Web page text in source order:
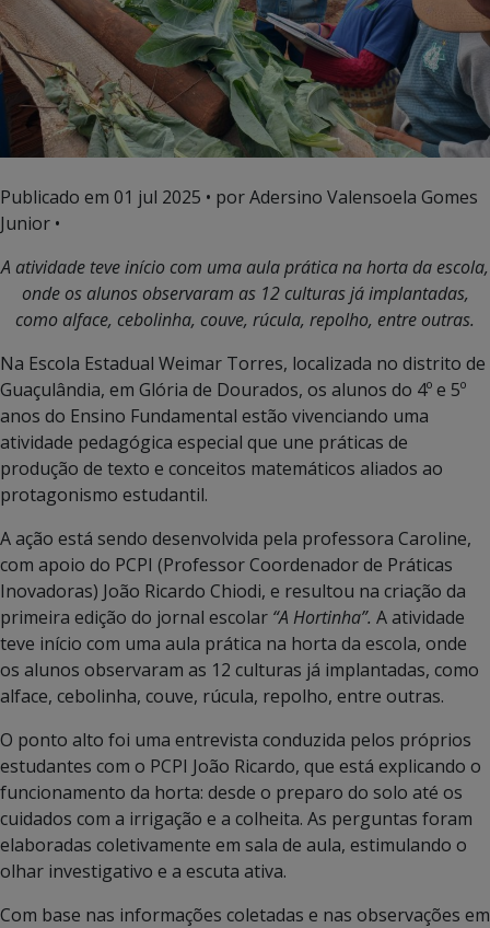
Publicado em 01 jul 2025 • por Adersino Valensoela Gomes
Junior •
A atividade teve início com uma aula prática na horta da escola,
onde os alunos observaram as 12 culturas já implantadas,
como alface, cebolinha, couve, rúcula, repolho, entre outras.
Na Escola Estadual Weimar Torres, localizada no distrito de
Guaçulândia, em Glória de Dourados, os alunos do 4º e 5º
anos do Ensino Fundamental estão vivenciando uma
atividade pedagógica especial que une práticas de
produção de texto e conceitos matemáticos aliados ao
protagonismo estudantil.
A ação está sendo desenvolvida pela professora Caroline,
com apoio do PCPI (Professor Coordenador de Práticas
Inovadoras) João Ricardo Chiodi, e resultou na criação da
primeira edição do jornal escolar “A Hortinha”. A atividade
teve início com uma aula prática na horta da escola, onde
os alunos observaram as 12 culturas já implantadas, como
alface, cebolinha, couve, rúcula, repolho, entre outras.
O ponto alto foi uma entrevista conduzida pelos próprios
estudantes com o PCPI João Ricardo, que está explicando o
funcionamento da horta: desde o preparo do solo até os
cuidados com a irrigação e a colheita. As perguntas foram
elaboradas coletivamente em sala de aula, estimulando o
olhar investigativo e a escuta ativa.
Com base nas informações coletadas e nas observações em